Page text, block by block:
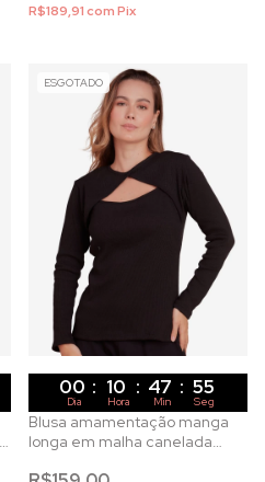
R$189,91comPix
ESGOTADO
00 : 10 : 47 : 53
Dia Hora Min Seg
Blusa amamentação manga
longa em malha canelada